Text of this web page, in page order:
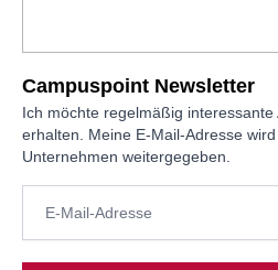
Campuspoint Newsletter
Ich möchte regelmäßig
erhalten. Meine E-Mail-Adresse
Unternehmen weitergegeben.